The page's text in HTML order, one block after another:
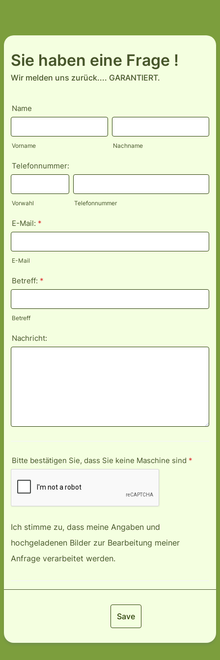
Sie haben eine Frage !
Wir melden uns zurück.... GARANTIERT.
Name
Vorname Nachname
Telefonnummer:
Vorwahl Telefonnummer
E-Mail: *
E-Mail
Betreff: *
Betreff
Nachricht:
Bitte bestätigen Sie, dass Sie keine Maschine sind *
Ich stimme zu, dass meine Angaben und
hochgeladenen Bilder zur Bearbeitung meiner
Anfrage verarbeitet werden.
Save